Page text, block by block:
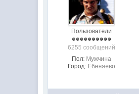
Пользователи
6255 сообщений
Пол: Мужчина
Город: Ебеняево